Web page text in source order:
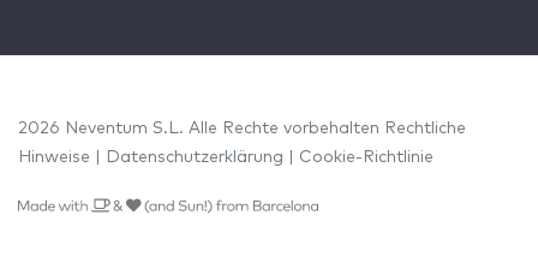
2026 Neventum S.L. Alle Rechte vorbehalten Rechtliche
Hinweise
Datenschutzerklärung Cookie-Richtlinie